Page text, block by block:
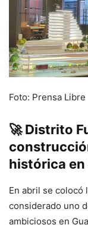
Foto: Prensa Libre
🚀Distrito
histórica en
En abril se colocó
considerado uno
ambiciosos en